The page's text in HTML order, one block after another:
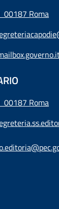
00187 Roma
00187 Roma